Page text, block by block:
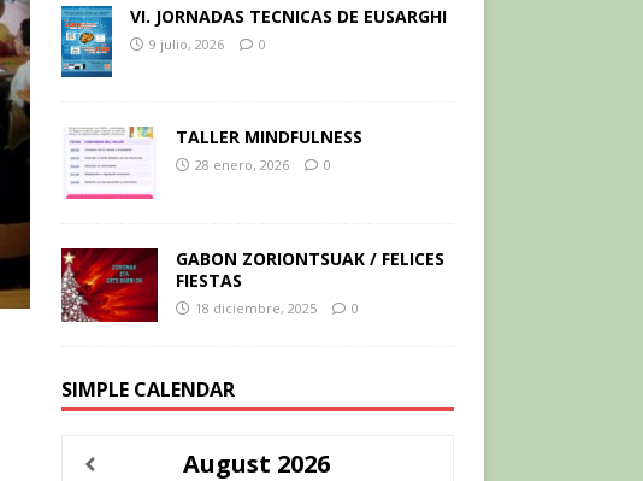
VI. JORNADAS TECNICAS DE EUSARGHI
9 julio, 2026 0
TALLER MINDFULNESS
28 enero, 2026 0
GABON ZORIONTSUAK / FELICES
FIESTAS
18 diciembre, 2025 0
SIMPLE CALENDAR
August 2026